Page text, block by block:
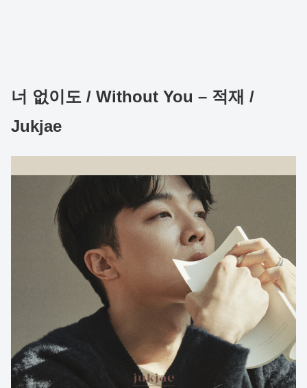
너 없이도 / Without You – 적재 /
Jukjae